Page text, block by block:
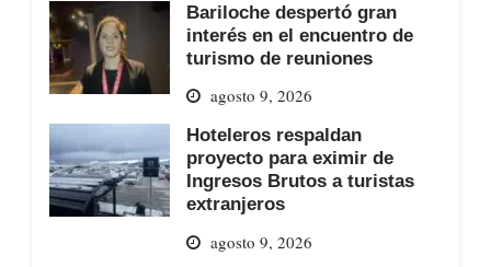
Bariloche despertó gran
interés en el encuentro de
turismo de reuniones
agosto 9, 2026
Hoteleros respaldan
proyecto para eximir de
Ingresos Brutos a turistas
extranjeros
agosto 9, 2026